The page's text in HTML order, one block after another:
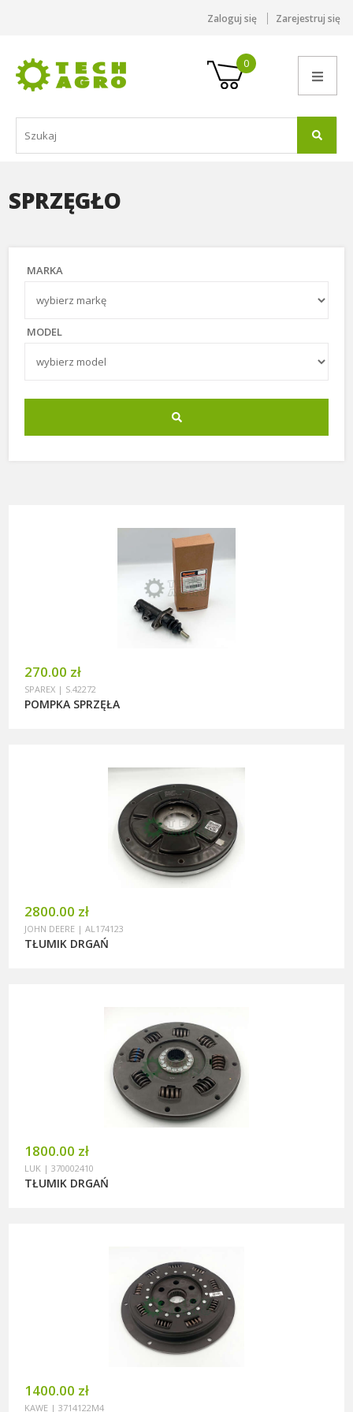
Zaloguj się Zarejestruj się
0
SPRZĘGŁO
MARKA
MODEL
270.00 zł
SPAREX | S.42272
POMPKA SPRZĘŁA
2800.00 zł
JOHN DEERE | AL174123
TŁUMIK DRGAŃ
1800.00 zł
LUK | 370002410
TŁUMIK DRGAŃ
1400.00 zł
KAWE | 3714122M4